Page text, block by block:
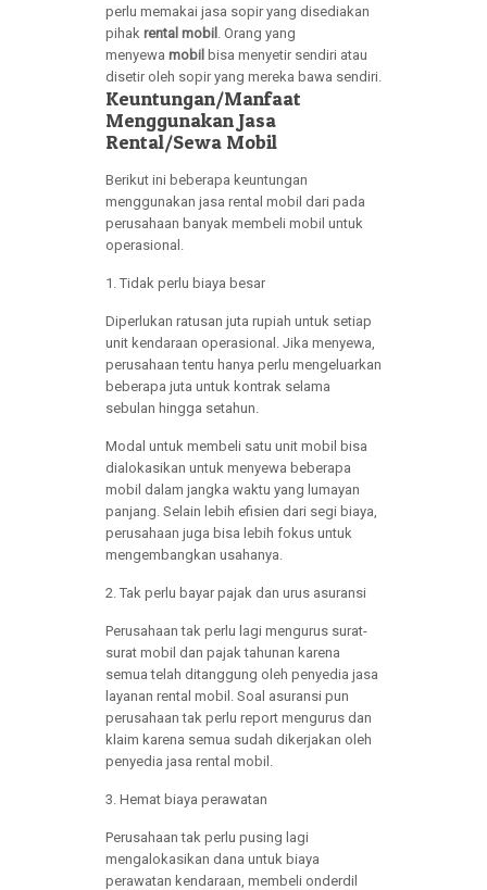
perlu memakai jasa sopir yang disediakan
pihak rental mobil . Orang yang
menyewa mobil bisa menyetir sendiri atau
disetir oleh sopir yang mereka bawa sendiri.
Keuntungan/Manfaat
Menggunakan Jasa
Rental/Sewa Mobil
Berikut ini beberapa keuntungan
menggunakan jasa rental mobil dari pada
perusahaan banyak membeli mobil untuk
operasional.
1. Tidak perlu biaya besar
Diperlukan ratusan juta rupiah untuk setiap
unit kendaraan operasional. Jika menyewa,
perusahaan tentu hanya perlu mengeluarkan
beberapa juta untuk kontrak selama
sebulan hingga setahun.
Modal untuk membeli satu unit mobil bisa
dialokasikan untuk menyewa beberapa
mobil dalam jangka waktu yang lumayan
panjang. Selain lebih efisien dari segi biaya,
perusahaan juga bisa lebih fokus untuk
mengembangkan usahanya.
2. Tak perlu bayar pajak dan urus asuransi
Perusahaan tak perlu lagi mengurus surat-
surat mobil dan pajak tahunan karena
semua telah ditanggung oleh penyedia jasa
layanan rental mobil. Soal asuransi pun
perusahaan tak perlu report mengurus dan
klaim karena semua sudah dikerjakan oleh
penyedia jasa rental mobil.
3. Hemat biaya perawatan
Perusahaan tak perlu pusing lagi
mengalokasikan dana untuk biaya
perawatan kendaraan, membeli onderdil